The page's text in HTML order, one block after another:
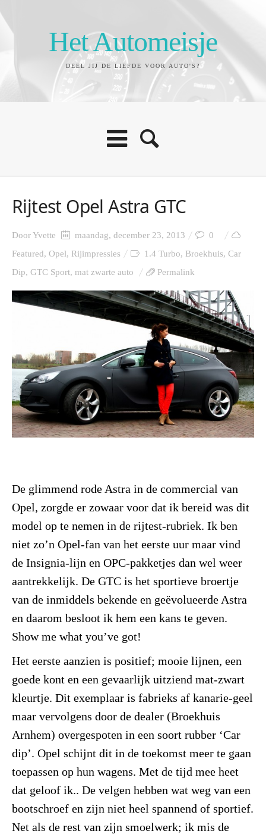
Het Automeisje
DEEL JIJ DE LIEFDE VOOR AUTO'S?
Rijtest Opel Astra GTC
DoorYvette maandag, december 23, 2013
0
Featured, Opel, Rijimpressies 1.4 Turbo, Broekhuis, Car
Dip, GTC Sport, mat zwarte auto Permalink
De glimmend rode Astra in de commercial van
Opel, zorgde er zowaar voor dat ik bereid was dit
model op te nemen in de rijtest-rubriek. Ik ben
niet zo’n Opel-fan van het eerste uur maar vind
de Insignia-lijn en OPC-pakketjes dan wel weer
aantrekkelijk. De GTC is het sportieve broertje
van de inmiddels bekende en geëvolueerde Astra
en daarom besloot ik hem een kans te geven.
Show me what you’ve got!
Het eerste aanzien is positief; mooie lijnen, een
goede kont en een gevaarlijk uitziend mat-zwart
kleurtje. Dit exemplaar is fabrieks af kanarie-geel
maar vervolgens door de dealer (Broekhuis
Arnhem) overgespoten in een soort rubber ‘Car
dip’. Opel schijnt dit in de toekomst meer te gaan
toepassen op hun wagens. Met de tijd mee heet
dat geloof ik.. De velgen hebben wat weg van een
bootschroef en zijn niet heel spannend of sportief.
Net als de rest van zijn smoelwerk; ik mis de